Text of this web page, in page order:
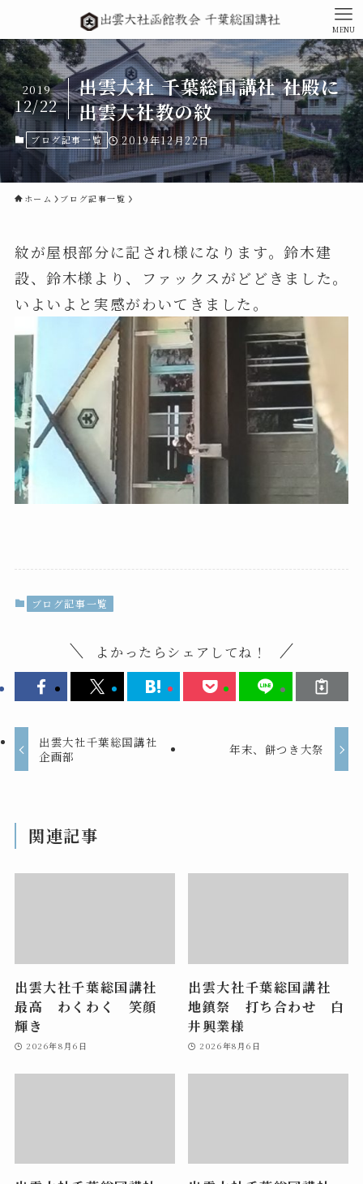
MENU
出雲大社 千葉総国講社 社殿に
出雲大社教の紋
2019
12/22
ブログ記事一覧 2019年12月22日
ホーム ブログ記事一覧
紋が屋根部分に記され様になります。鈴木建
設、鈴木様より、ファックスがどどきました。
いよいよと実感がわいてきました。
ブログ記事一覧
よかったらシェアしてね！
出雲大社千葉総国講社
企画部
年末、餅つき大祭
関連記事
出雲大社千葉総国講社
最高 わくわく 笑顔
輝き
2026年8月6日
出雲大社千葉総国講社
地鎮祭 打ち合わせ 白
井興業様
2026年8月6日